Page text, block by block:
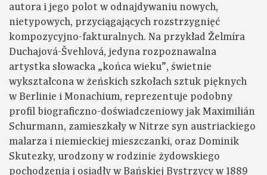
autora i jego polot w odnajdywaniu nowych,
nietypowych, przyciągających rozstrzygnięć
kompozycyjno-fakturalnych. Na przykład Želmíra
Duchajová-Švehlová, jedyna rozpoznawalna
artystka słowacka „końca wieku”, świetnie
wykształcona w żeńskich szkołach sztuk pięknych
w Berlinie i Monachium, reprezentuje podobny
profil biograficzno-doświadczeniowy jak Maximilián
Schurmann, zamieszkały w Nitrze syn austriackiego
malarza i niemieckiej mieszczanki, oraz Dominik
Skutezky, urodzony w rodzinie żydowskiego
pochodzenia i osiadły w Bańskiej Bystrzycy w 1889